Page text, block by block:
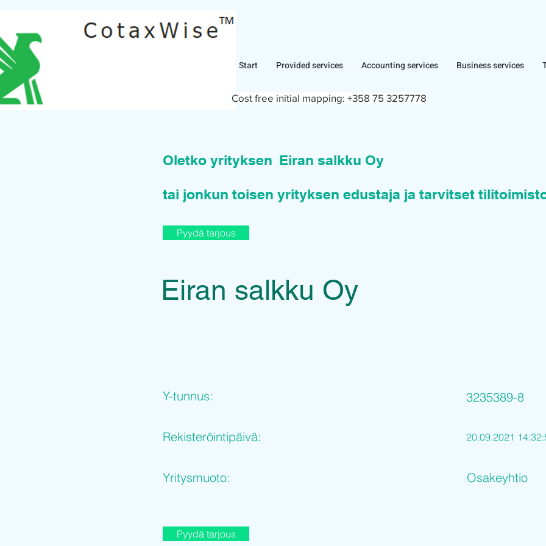
Start Provided services Accounting services Business services
Cost free initial mapping: +358 75 3257778
Oletko yrityksen Eiran salkku Oy
tai jonkun toisen yrityksen edustaja ja tarvitset
Pyydä tarjous
Eiran salkku Oy
Y-tunnus:
Rekisteröintipäivä:
Yritysmuoto:
3235389-8
20.09.2021
Osakeyhtio
Pyydä tarjous